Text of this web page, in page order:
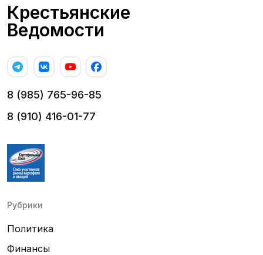
Крестьянские
Ведомости
8 (985) 765-96-85
8 (910) 416-01-77
Рубрики
Политика
Финансы